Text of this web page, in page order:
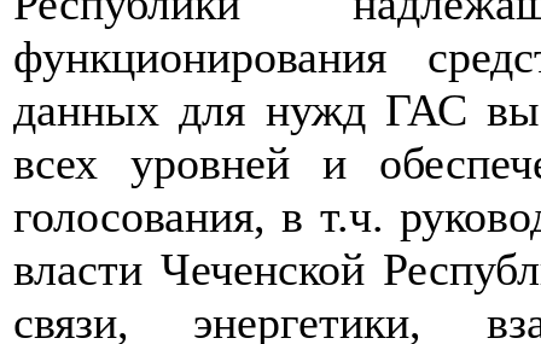
функционирования
данных для нужд ГАС
всех уровней и
голосования, в т.ч.
власти Чеченской
связи, энергетики,